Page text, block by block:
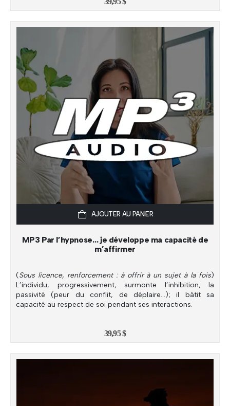
AJOUTER AU PANIER
MP3 Par l’hypnose… je développe ma capacité de
m’affirmer
(Sous licence, renforcement : à offrir à un sujet à la fois)
L’individu, progressivement, surmonte l’inhibition, la
passivité (peur du conflit, de déplaire…); il bâtit sa
capacité au respect de soi pendant ses interactions.
39,95$